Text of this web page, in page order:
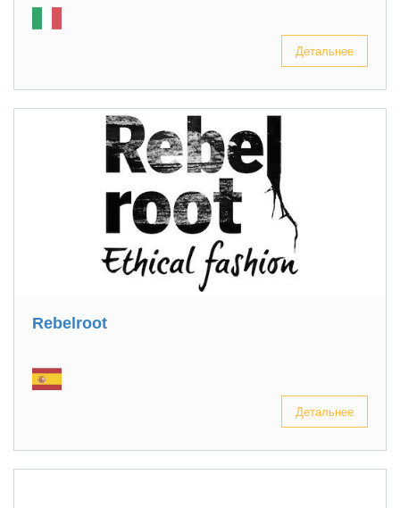
Детальнее
Rebelroot
Детальнее